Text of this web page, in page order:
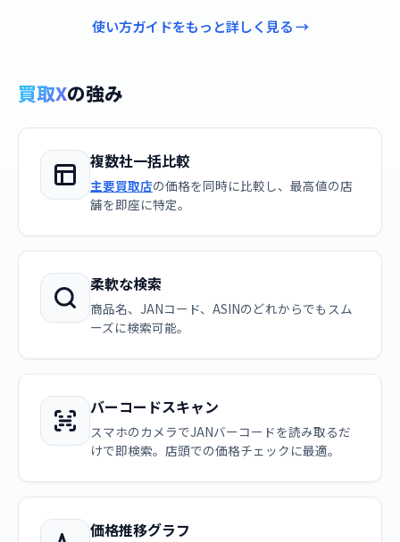
使い方ガイドをもっと詳しく見る →
買取Xの強み
複数社一括比較
主要買取店の価格を同時に比較し、最高値の店
舗を即座に特定。
柔軟な検索
商品名、JANコード、ASINのどれからでもスム
ーズに検索可能。
バーコードスキャン
スマホのカメラでJANバーコードを読み取るだ
けで即検索。店頭での価格チェックに最適。
価格推移グラフ